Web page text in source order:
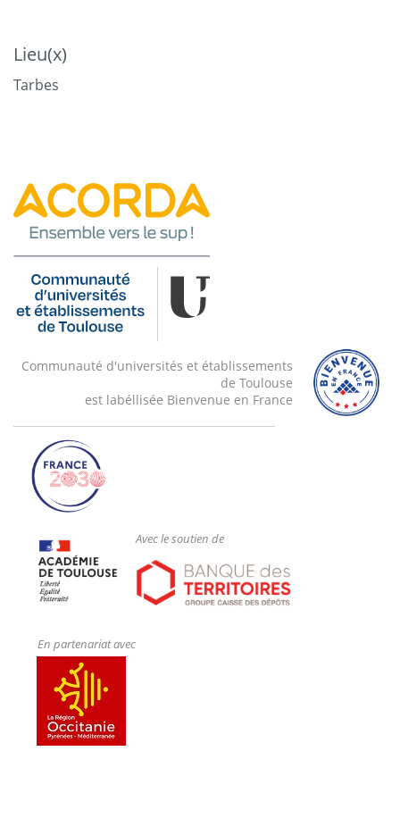
Lieu(x)
Tarbes
Communauté d'universités et établissements
de Toulouse
est labéllisée Bienvenue en France
Avec le soutien de
En partenariat avec